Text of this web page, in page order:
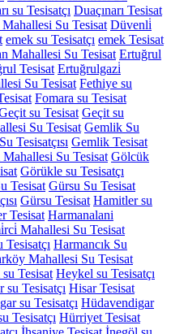
su Tesisatçı Duaçınarı Tesisat
Su Tesisat Düvenli̇
emek su Tesisatçı emek Tesisat
Mahallesi Su Tesisat Ertuğrul
Tesisat Ertuğrulgazi̇
Su Tesisat Fethiye su
Fomara su Tesisat
su Tesisat Geçit su
Su Tesisat Gemlik Su
Tesisatçısı Gemlik Tesisat
Su Tesisat Gölcük
Görükle su Tesisatçı
Tesisat Gürsu Su Tesisat
Gürsu Tesisat Hamitler su
Tesisat Harmanalani
Mahallesi Su Tesisat
Tesisatçı Harmancık Su
Mahallesi Su Tesisat
Tesisat Heykel su Tesisatçı
su Tesisatçı Hisar Tesisat
su Tesisatçı Hüdavendigar
Tesisatçı Hürriyet Tesisat